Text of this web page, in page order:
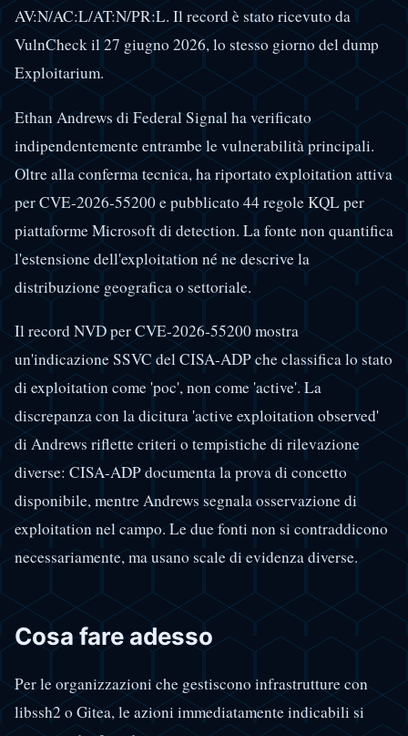
AV:N/AC:L/AT:N/PR:L. Il record è stato ricevuto da
VulnCheck il 27 giugno 2026, lo stesso giorno del dump
Exploitarium.
Ethan Andrews di Federal Signal ha verificato
indipendentemente entrambe le vulnerabilità principali.
Oltre alla conferma tecnica, ha riportato exploitation attiva
per CVE-2026-55200 e pubblicato 44 regole KQL per
piattaforme Microsoft di detection. La fonte non quantifica
l'estensione dell'exploitation né ne descrive la
distribuzione geografica o settoriale.
Il record NVD per CVE-2026-55200 mostra
un'indicazione SSVC del CISA-ADP che classifica lo stato
di exploitation come 'poc', non come 'active'. La
discrepanza con la dicitura 'active exploitation observed'
di Andrews riflette criteri o tempistiche di rilevazione
diverse: CISA-ADP documenta la prova di concetto
disponibile, mentre Andrews segnala osservazione di
exploitation nel campo. Le due fonti non si contraddicono
necessariamente, ma usano scale di evidenza diverse.
Cosa fare adesso
Per le organizzazioni che gestiscono infrastrutture con
libssh2 o Gitea, le azioni immediatamente indicabili si